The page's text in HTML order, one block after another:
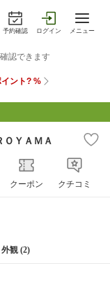
予約確認 ログイン メニュー
ＹＡＭＡ
クーポン クチコミ
外観 (2)